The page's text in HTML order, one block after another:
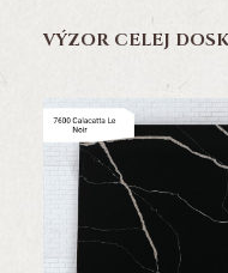
VÝZOR CELEJ